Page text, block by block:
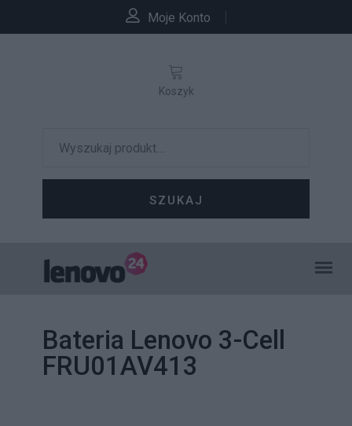
Moje Konto
SZUKAJ
Koszyk
Bateria Lenovo 3-Cell
FRU01AV413